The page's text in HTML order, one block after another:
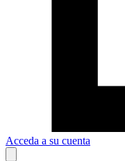
Acceda a su cuenta